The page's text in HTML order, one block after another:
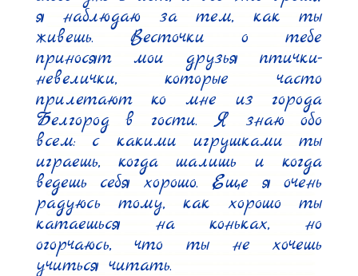
я наблюдаю за тем, как ты
живешь. Весточки о тебе
приносят мои друзья птички-
невелички, которые часто
прилетают ко мне из города
Белгород в гости. Я знаю обо
всем: с какими игрушками ты
играешь, когда шалишь и когда
ведешь себя хорошо. Еще я очень
радуюсь тому, как хорошо ты
катаешься на коньках, но
огорчаюсь, что ты не хочешь
учиться читать.